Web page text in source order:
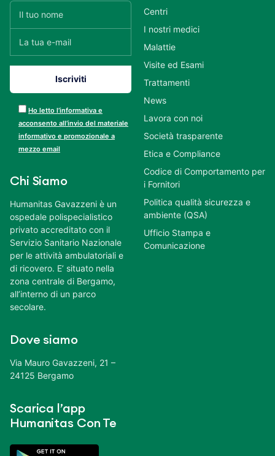
Ho letto l’informativa e
acconsento all’invio del materiale
informativo e promozionale a
mezzo email
Chi Siamo
Humanitas Gavazzeni è un
ospedale polispecialistico
privato accreditato con il
Servizio Sanitario Nazionale
per le attività ambulatoriali e
di ricovero. E’ situato nella
zona centrale di Bergamo,
all’interno di un parco
secolare.
Dove siamo
Via Mauro Gavazzeni, 21 –
24125 Bergamo
Scarica l’app
Humanitas Con Te
Centri
I nostri medici
Malattie
Visite ed Esami
Trattamenti
News
Lavora con noi
Società trasparente
Etica e Compliance
Codice di Comportamento per
i Fornitori
Politica qualità sicurezza e
ambiente (QSA)
Ufficio Stampa e
Comunicazione